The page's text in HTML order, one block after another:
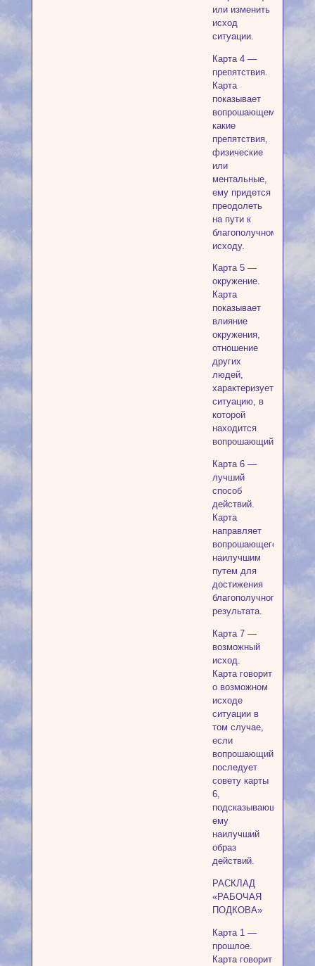
или изменить
исход
ситуации.
Карта 4 —
препятствия.
Карта
показывает
вопрошающему,
какие
препятствия,
физические
или
ментальные,
ему придется
преодолеть
на пути к
благополучному
исходу.
Карта 5 —
окружение.
Карта
показывает
влияние
окружения,
отношение
других
людей,
характеризует
ситуацию, в
которой
находится
вопрошающий.
Карта 6 —
лучший
способ
действий.
Карта
направляет
вопрошающего
наилучшим
путем для
достижения
благополучного
результата.
Карта 7 —
возможный
исход.
Карта говорит
о возможном
исходе
ситуации в
том случае,
если
вопрошающий
последует
совету карты
6,
подсказывающей
ему
наилучший
образ
действий.
РАСКЛАД
«РАБОЧАЯ
ПОДКОВА»
Карта 1 —
прошлое.
Карта говорит